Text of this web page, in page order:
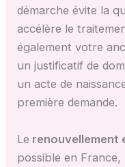
démarche évite la
accélère le
également votre
un justificatif de
un acte de
première demande.
Le renouvellement
possible en